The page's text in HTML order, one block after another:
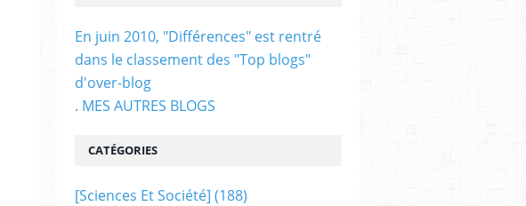
En juin 2010, "Différences" est rentré
dans le classement des "Top blogs"
d'over-blog
. MES AUTRES BLOGS
CATÉGORIES
[sciences Et Société] (188)